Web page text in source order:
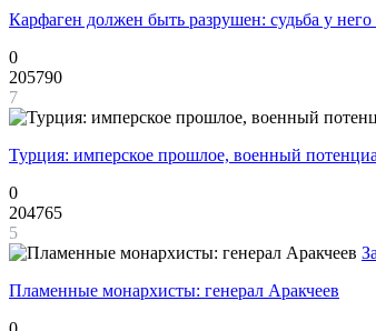
Карфаген должен быть разрушен: судьба у него
0
205790
7
Турция: имперское прошлое, военный
0
204765
5
Пламенные монархисты: генерал Аракчеев